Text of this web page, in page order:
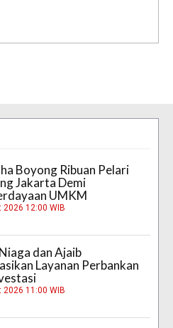
Boyong Ribuan Pelari
Jakarta Demi
UMKM
2026 12:00 WIB
dan Ajaib
Layanan Perbankan
2026 11:00 WIB